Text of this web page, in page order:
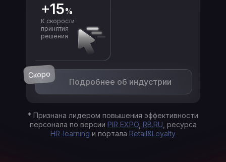
15%
К скорости
принятия
решения
Подробнее об индустрии
* Признана лидером повышения эффективности
персонала по версии PIR EXPO, RB.RU , ресурса
HR-learning и портала Retail&Loyalty
Скоро